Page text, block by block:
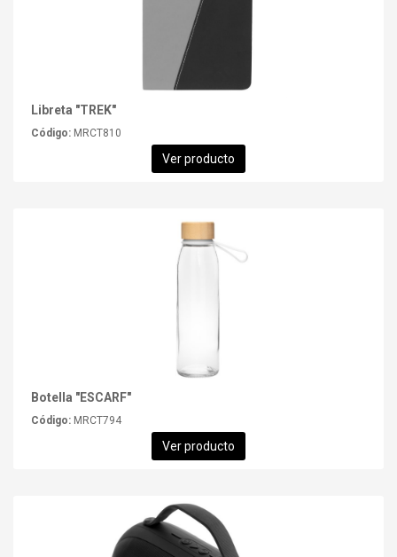
Libreta "TREK"
Código: MRCT810
Ver producto
Botella "ESCARF"
Código: MRCT794
Ver producto